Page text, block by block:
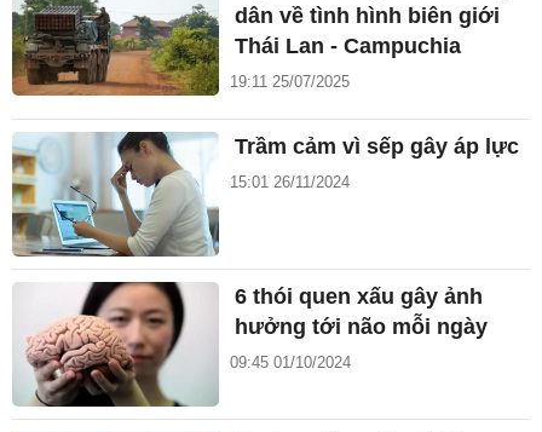
dân về tình hình biên giới
Thái Lan - Campuchia
19:11 25/07/2025
Trầm cảm vì sếp gây áp lực
15:01 26/11/2024
6 thói quen xấu gây ảnh
hưởng tới não mỗi ngày
09:45 01/10/2024